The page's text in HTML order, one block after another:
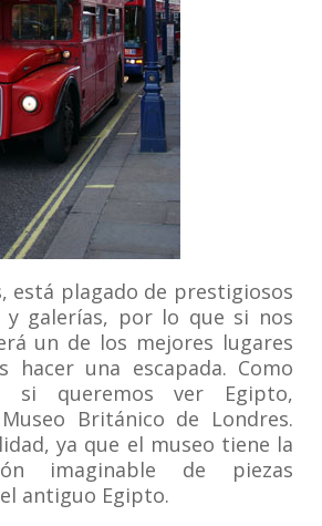
está plagado de prestigiosos
y galerías, por lo que si nos
un de los mejores lugares
hacer una escapada. Como
si queremos ver Egipto,
Británico de Londres.
ya que el museo tiene la
imaginable de piezas
antiguo Egipto.